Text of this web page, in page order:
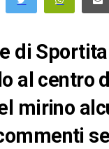
di
al centro
mirino